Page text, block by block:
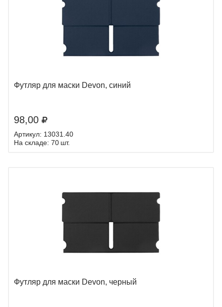
Футляр для маски Devon, синий
98,00
Артикул: 13031.40
На складе: 70 шт.
Футляр для маски Devon, черный